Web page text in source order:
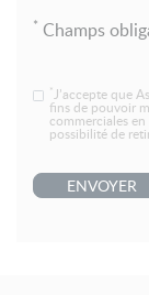
* Champs
*J’accepte que
fins de pouvoir
commerciales
possibilité de
ENVOYER